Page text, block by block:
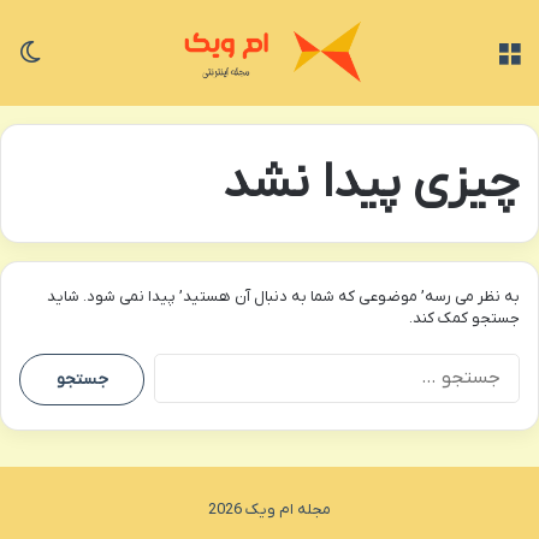
چیزی پیدا نشد
به نظر می رسه’ موضوعی که شما به دنبال آن هستید’ پیدا نمی شود. شاید
جستجو کمک کند.
جستجو
برای:
مجله ام ویک 2026